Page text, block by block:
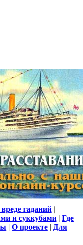
гаданий |
и суккубами | Где
| О проекте | Для